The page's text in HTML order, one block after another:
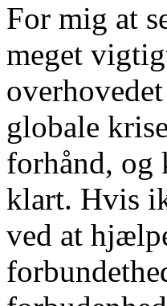
For mig at
meget
globale
forhånd, og
klart. Hvis
ved at